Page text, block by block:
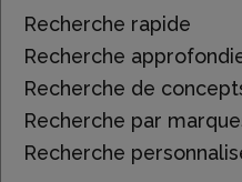
Recherche rapide
Recherche
Recherche de
Recherche par
Recherche